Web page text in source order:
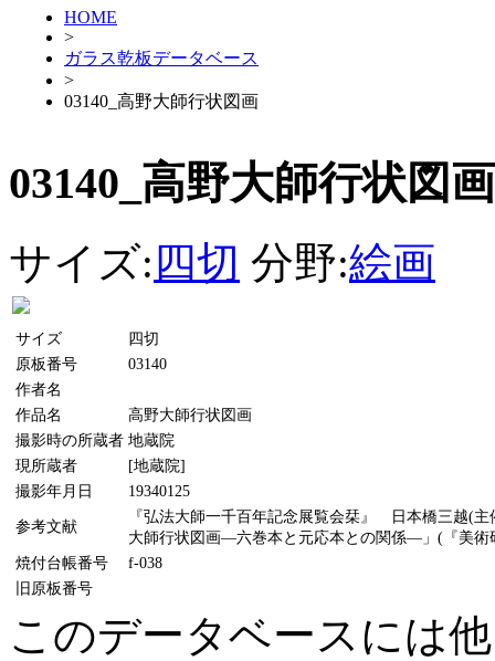
HOME
>
ガラス乾板データベース
>
03140_高野大師行状図画
03140_高野大師行状図画
サイズ: 四切 分野:絵画
サイズ
四切
原板番号
03140
作者名
作品名
高野大師行状図画
撮影時の所蔵者 地蔵院
現所蔵者
[地蔵院]
撮影年月日
19340125
参考文献
『弘法大師一千百年記念展覧会栞』 日本橋三越(
大師行状図画―六巻本と元応本との関係―」(『美術
焼付台帳番号
f-038
旧原板番号
このデータベースには